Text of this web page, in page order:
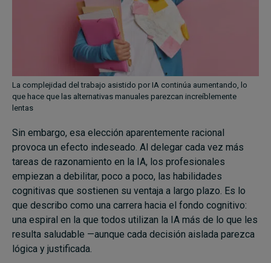
La complejidad del trabajo asistido por IA continúa aumentando, lo
que hace que las alternativas manuales parezcan increíblemente
lentas
Sin embargo, esa elección aparentemente racional
provoca un efecto indeseado. Al delegar cada vez más
tareas de razonamiento en la IA, los profesionales
empiezan a debilitar, poco a poco, las habilidades
cognitivas que sostienen su ventaja a largo plazo. Es lo
que describo como una carrera hacia el fondo cognitivo:
una espiral en la que todos utilizan la IA más de lo que les
resulta saludable —aunque cada decisión aislada parezca
lógica y justificada.